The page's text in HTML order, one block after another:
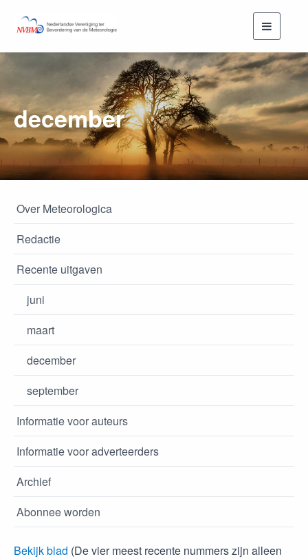
Toggle
december
Over Meteorologica
Redactie
Recente uitgaven
juni
maart
december
september
Informatie voor auteurs
Informatie voor adverteerders
Archief
Abonnee worden
Bekijk blad (De vier meest recente nummers zijn alleen